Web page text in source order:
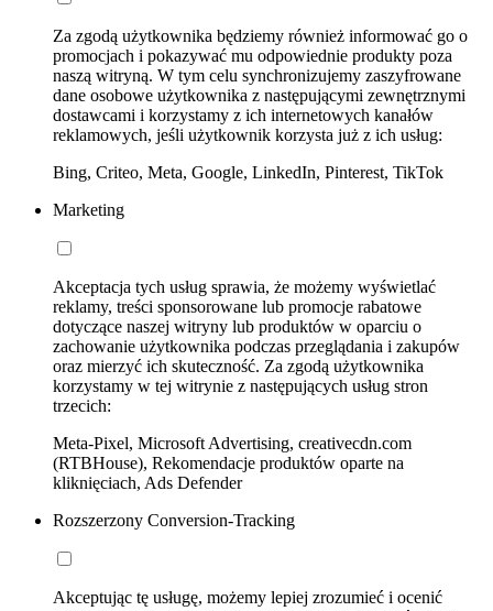
Za zgodą użytkownika będziemy również informować go o
promocjach i pokazywać mu odpowiednie produkty poza
naszą witryną. W tym celu synchronizujemy zaszyfrowane
dane osobowe użytkownika z następującymi zewnętrznymi
dostawcami i korzystamy z ich internetowych kanałów
reklamowych, jeśli użytkownik korzysta już z ich usług:
Bing, Criteo, Meta, Google, LinkedIn, Pinterest, TikTok
Marketing
Akceptacja tych usług sprawia, że możemy wyświetlać
reklamy, treści sponsorowane lub promocje rabatowe
dotyczące naszej witryny lub produktów w oparciu o
zachowanie użytkownika podczas przeglądania i zakupów
oraz mierzyć ich skuteczność. Za zgodą użytkownika
korzystamy w tej witrynie z następujących usług stron
trzecich:
Meta-Pixel, Microsoft Advertising, creativecdn.com
(RTBHouse), Rekomendacje produktów oparte na
kliknięciach, Ads Defender
Rozszerzony Conversion-Tracking
Akceptując tę usługę, możemy lepiej zrozumieć i ocenić